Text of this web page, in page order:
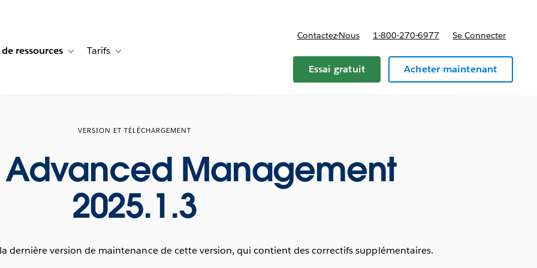
de cas for Solutions
ressources Toggle sub-navigation for Centre de ressources
Tarifs Toggle sub-navigation for Tarifs
Contactez-Nous 1-800-270-6977 Se Connecter
Essai gratuit Acheter maintenant
VERSION ET TÉLÉCHARGEMENT
Advanced Management
2025.1.3
dernière version de maintenance de cette version, qui contient des correctifs supplémentaires.